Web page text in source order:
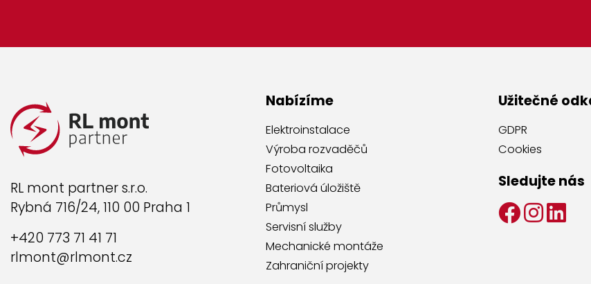
RL mont partner s.r.o.
Rybná 716/24, 110 00 Praha 1
+420 773 71 41 71
rlmont@rlmont.cz
Nabízíme
Elektroinstalace
Výroba rozvaděčů
Fotovoltaika
Bateriová úložiště
Průmysl
Servisní služby
Mechanické montáže
Zahraniční projekty
Užitečné
GDPR
Cookies
Sledujte nás